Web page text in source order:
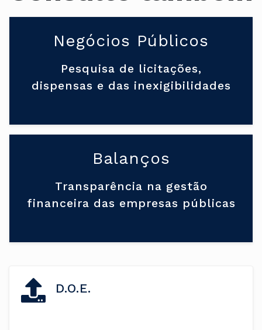
Negócios Públicos
Pesquisa de licitações,
dispensas e das inexigibilidades
Balanços
Transparência na gestão
financeira das empresas públicas
D.O.E.